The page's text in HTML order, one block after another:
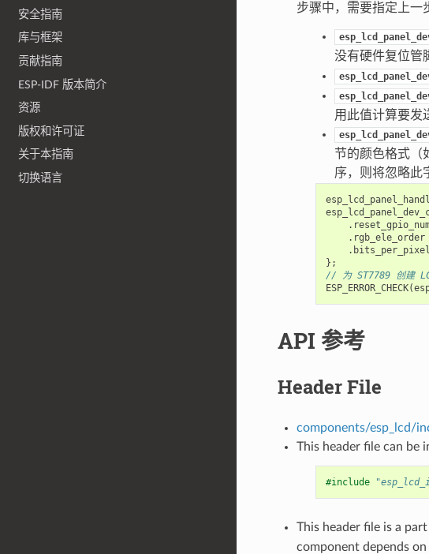
安全指南
库与框架
贡献指南
ESP-IDF 版本简介
资源
版权和许可证
关于本指南
切换语言
步骤中，需要指定上一
没有硬件复位管
用此值计算要发
节的颜色格式（
序，则将忽略此
.
. rgb_ele_order
. bits_per_pixel
};
// 为 ST7789 创建
ESP_ERROR_CHECK(
API 参考
Header File
components/esp_lcd/
This header file can be
#include
This header file is a
component depends on